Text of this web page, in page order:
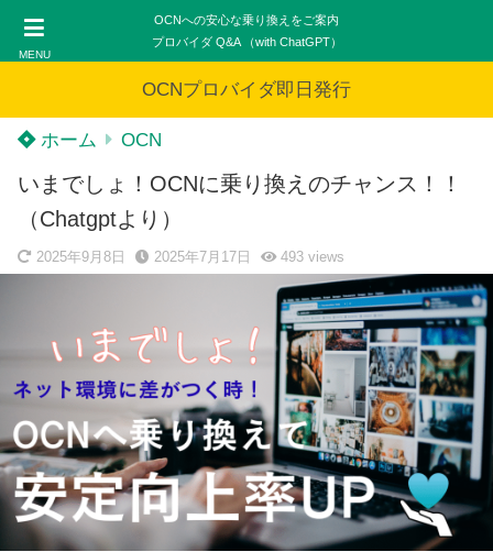
MENU
OCNへの安心な乗り換えをご案内
プロバイダ Q&A （with ChatGPT）
OCNプロバイダ即日発行
ホーム OCN
いまでしょ！OCNに乗り換えのチャンス！！
（Chatgptより）
2025年9月8日 2025年7月17日 493views